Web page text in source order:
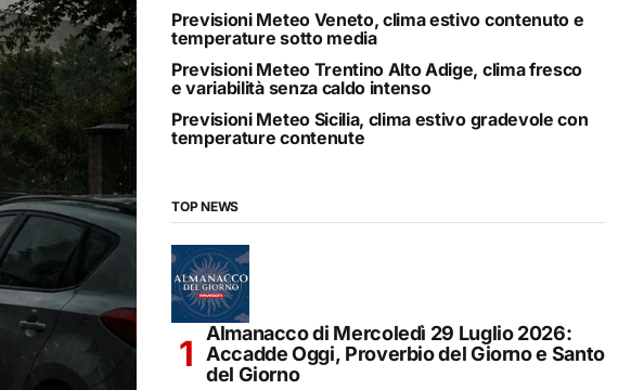
Previsioni Meteo Veneto, clima estivo contenuto e
temperature sotto media
Previsioni Meteo Trentino Alto Adige, clima fresco
e variabilità senza caldo intenso
Previsioni Meteo Sicilia, clima estivo gradevole con
temperature contenute
TOP NEWS
Almanacco di Mercoledì 29 Luglio 2026:
Accadde Oggi, Proverbio del Giorno e Santo
del Giorno